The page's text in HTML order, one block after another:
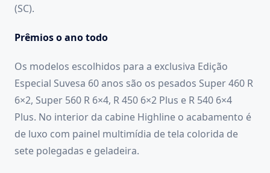
(SC).
Prêmios o ano todo
Os modelos escolhidos para a exclusiva Edição
Especial Suvesa 60 anos são os pesados Super 460 R
6×2, Super 560 R 6×4, R 450 6×2 Plus e R 540 6×4
Plus. No interior da cabine Highline o acabamento é
de luxo com painel multimídia de tela colorida de
sete polegadas e geladeira.